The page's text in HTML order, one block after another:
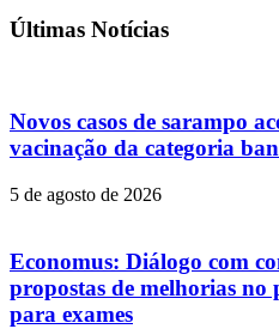
Últimas Notícias
Novos casos de sarampo
vacinação da categoria
5 de agosto de 2026
Economus: Diálogo com
propostas de melhorias no
para exames